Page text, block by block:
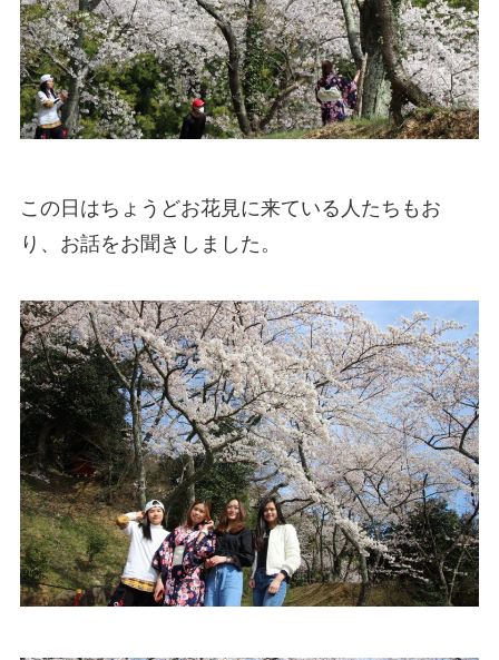
この日はちょうどお花見に来ている人たちもお
り、お話をお聞きしました。